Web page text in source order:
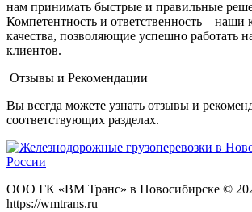
нам принимать быстрые и правильные
Компетентность и ответственность – наши
качества, позволяющие успешно работать
клиентов.
Отзывы и Рекомендации
Вы всегда можете узнать отзывы и
соответствующих разделах.
ООО ГК «ВМ Транс» в Новосибирске ©
https://wmtrans.ru